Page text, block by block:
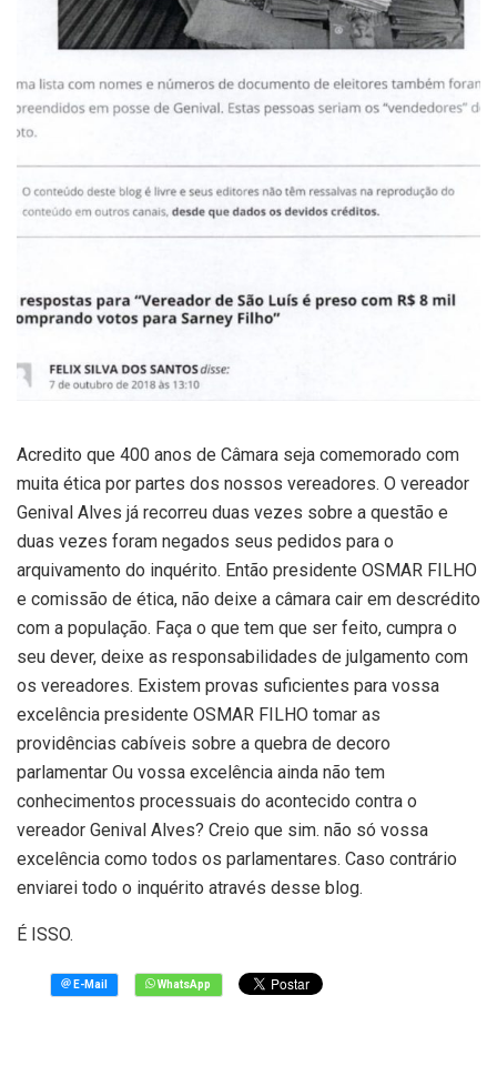
Acredito que 400 anos de Câmara seja comemorado com
muita ética por partes dos nossos vereadores. O vereador
Genival Alves já recorreu duas vezes sobre a questão e
duas vezes foram negados seus pedidos para o
arquivamento do inquérito. Então presidente OSMAR FILHO
e comissão de ética, não deixe a câmara cair em descrédito
com a população. Faça o que tem que ser feito, cumpra o
seu dever, deixe as responsabilidades de julgamento com
os vereadores. Existem provas suficientes para vossa
excelência presidente OSMAR FILHO tomar as
providências cabíveis sobre a quebra de decoro
parlamentar Ou vossa excelência ainda não tem
conhecimentos processuais do acontecido contra o
vereador Genival Alves? Creio que sim. não só vossa
excelência como todos os parlamentares. Caso contrário
enviarei todo o inquérito através desse blog.
É ISSO.